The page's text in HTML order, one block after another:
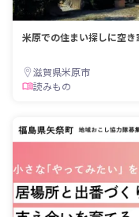
米原での住まい探しに空
滋賀県米原市
読みもの